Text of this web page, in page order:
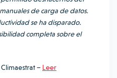
de carga de datos.
se ha disparado.
completa sobre el
– Leer